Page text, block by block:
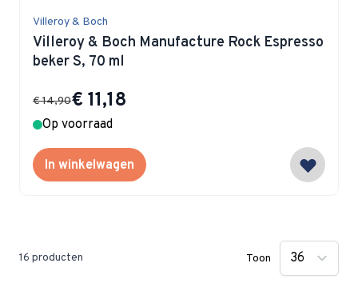
Villeroy & Boch
Villeroy & Boch Manufacture Rock Espresso
beker S, 70 ml
Special Price
€ 11,18
€ 14,90
Op voorraad
In winkelwagen
16 producten Toon